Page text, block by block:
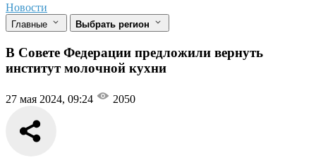
Новости
Главные Выбрать регион
В Совете Федерации предложили вернуть
институт молочной кухни
27 мая 2024, 09:24 2050